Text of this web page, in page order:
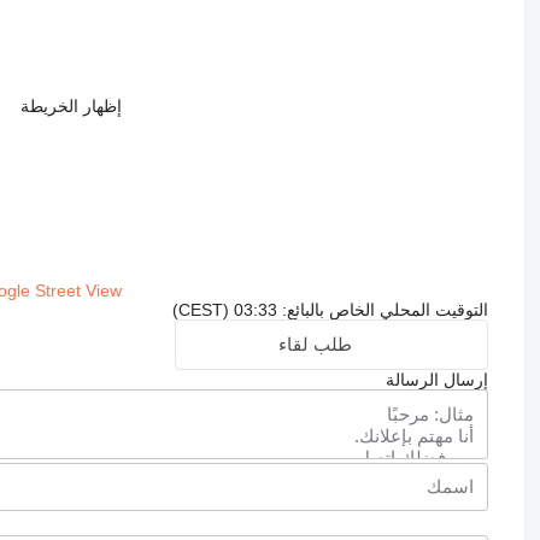
إظهار الخريطة
Street View
التوقيت المحلي الخاص بالبائع: 03:33 (CEST)
طلب لقاء
إرسال الرسالة